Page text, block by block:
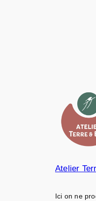
Atelier
Ici on ne